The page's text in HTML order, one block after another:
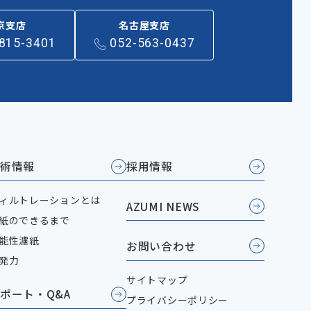
支店
3401
名古屋支店
052-563-0437
情報
ルトレーションとは
のできるまで
性濾紙
力
ート・Q&A
採用情報
AZUMI NEWS
お問い合わせ
サイトマップ
プライバシーポリシー